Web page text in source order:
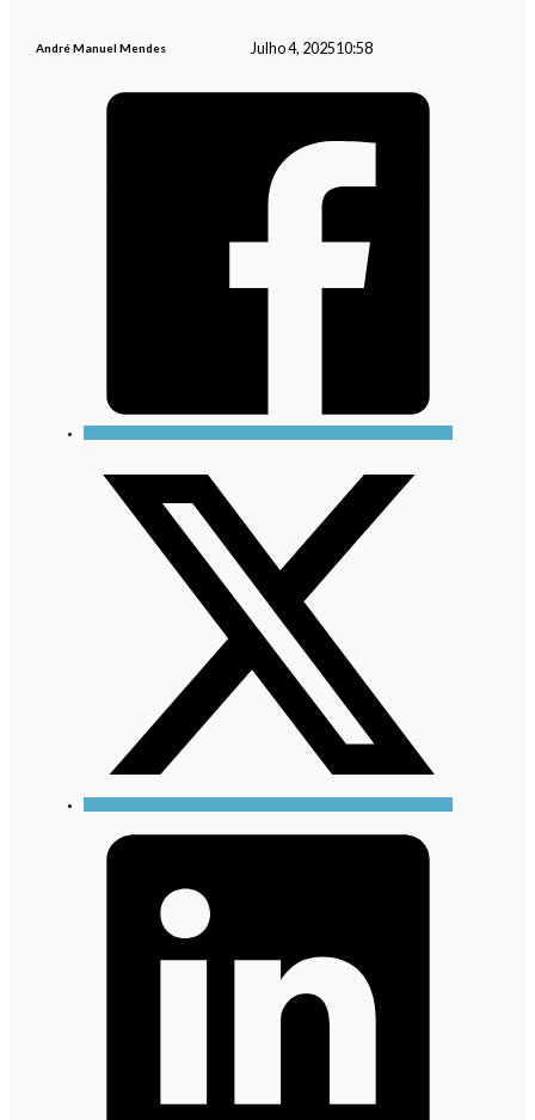
André Manuel Mendes Julho 4, 202510:58